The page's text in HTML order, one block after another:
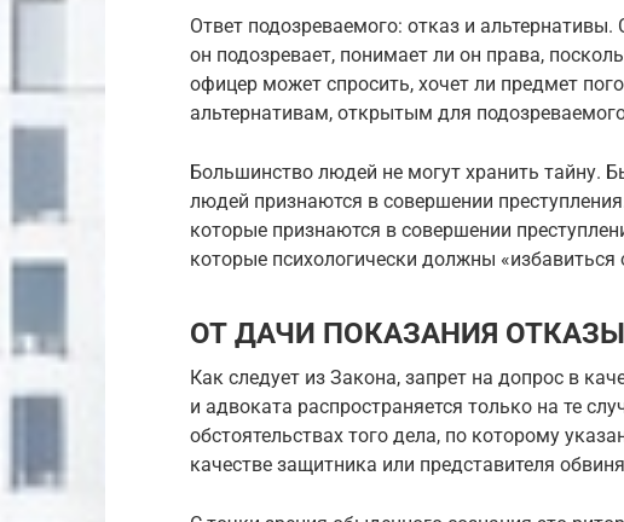
Ответ подозреваемого: отказ и
он подозревает, понимает ли он права,
офицер может спросить, хочет ли предмет
альтернативам, открытым для
Большинство людей не могут хранить тайну.
людей признаются в совершении
которые признаются в совершении
которые психологически должны «избавиться
ОТ ДАЧИ ПОКАЗАНИЯ
Как следует из Закона, запрет на допрос в
и адвоката распространяется только на те
обстоятельствах того дела, по которому
качестве защитника или представителя